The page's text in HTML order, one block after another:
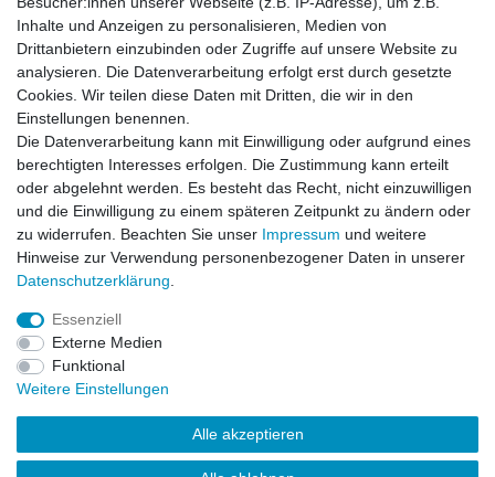
Widerrufsrecht
Warenkorb
Zur Kasse
Vertrag widerrufen
Mein Konto
Registrieren
Login
Unternehmen
Kontakt
Datenschutzerklärung
AGB
Impressum
Inhalte und Anzeigen zu personalisieren, Medien von
Drittanbietern einzubinden oder Zugriffe auf unsere Website zu
analysieren. Die Datenverarbeitung erfolgt erst durch gesetzte
Cookies. Wir teilen diese Daten mit Dritten, die wir in den
Einstellungen benennen.
Die Datenverarbeitung kann mit Einwilligung oder aufgrund eines
berechtigten Interesses erfolgen. Die Zustimmung kann erteilt
oder abgelehnt werden. Es besteht das Recht, nicht einzuwilligen
und die Einwilligung zu einem späteren Zeitpunkt zu ändern oder
zu widerrufen. Beachten Sie unser Impressum und weitere
Hinweise zur Verwendung personenbezogener Daten in unserer
Daten­schutz­erklärung
Essenziell
Externe Medien
Funktional
Weitere Einstellungen
Alle akzeptieren